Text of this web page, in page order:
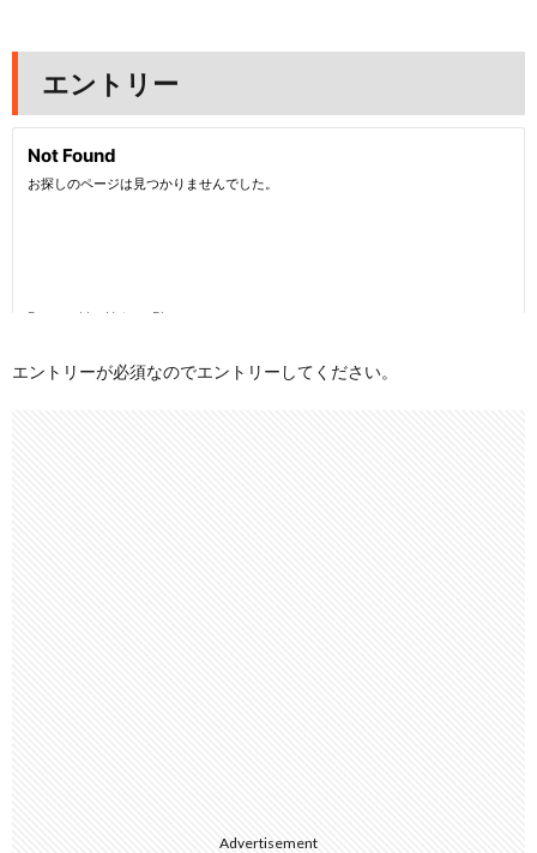
エントリー
エントリーが必須なのでエントリーしてください。
Advertisement